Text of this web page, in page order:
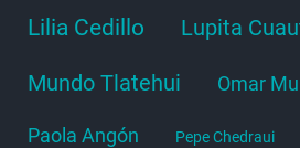
Lilia Cedillo Lupita
Mundo Tlatehui Omar
Paola Angón Pepe Chedraui